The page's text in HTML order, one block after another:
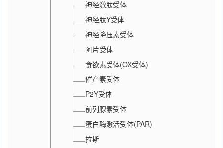
神经激肽受体
神经肽Y受体
神经降压素受体
阿片受体
食欲素受体(OX受体)
催产素受体
P2Y受体
前列腺素受体
蛋白酶激活受体(PAR)
拉斯